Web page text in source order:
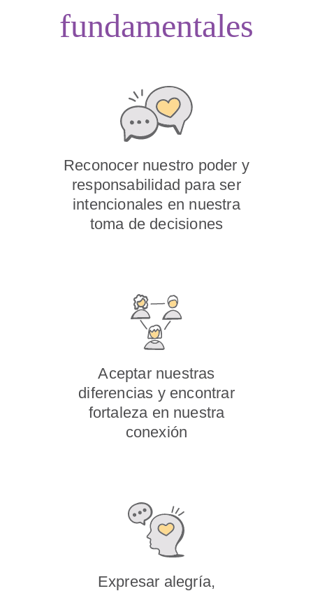
fundamentales
Reconocer nuestro poder y
responsabilidad para ser
intencionales en nuestra
toma de decisiones
Aceptar nuestras
diferencias y encontrar
fortaleza en nuestra
conexión
Expresar alegría,